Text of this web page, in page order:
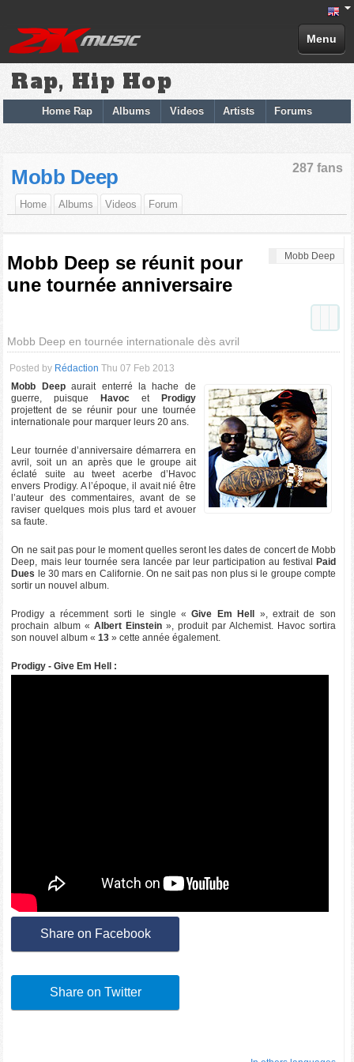
Menu
Rap, Hip Hop
Home Rap Albums Videos Artists Forums
287 fans
Mobb Deep
Home Albums Videos Forum
Mobb Deep
Mobb Deep se réunit pour
une tournée anniversaire
Mobb Deep en tournée internationale dès avril
Posted by Rédaction Thu 07 Feb 2013
Mobb Deepaurait enterré la hache de
guerre, puisque
Havoc et
Prodigy
projettent de se réunir pour une tournée
internationale pour marquer leurs 20 ans.
Leur tournée d’anniversaire démarrera en
avril, soit un an après que le groupe ait
éclaté suite au tweet acerbe d’Havoc
envers Prodigy. A l’époque, il avait nié être
l’auteur des commentaires, avant de se
raviser quelques mois plus tard et avouer
sa faute.
On ne sait pas pour le moment quelles seront les dates de concert de Mobb
Deep, mais leur tournée sera lancée par leur participation au festival
Paid
Dues le 30 mars en Californie. On ne sait pas non plus si le groupe compte
sortir un nouvel album.
Prodigy a récemment sorti le single «Give Em Hell », extrait de son
prochain album « Albert Einstein», produit par Alchemist. Havoc sortira
son nouvel album « 13» cette année également.
Prodigy - Give Em Hell :
Share on Facebook
Share on Twitter